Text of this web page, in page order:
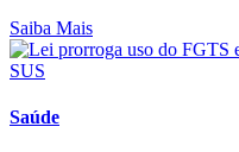
Saiba Mais
Saúde